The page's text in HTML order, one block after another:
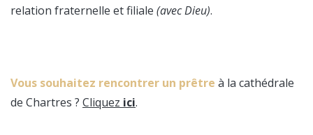
relation fraternelle et filiale (avec Dieu).
Vous souhaitez rencontrer un prêtre à la cathédrale
de Chartres ? Cliquez ici.